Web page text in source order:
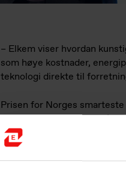
– Elkem viser hvordan
som høye kostnader,
teknologi direkte til
Prisen for Norges
årskonferanse 12. mai.
grønn omstilling.
«Vi er stolte av å motta